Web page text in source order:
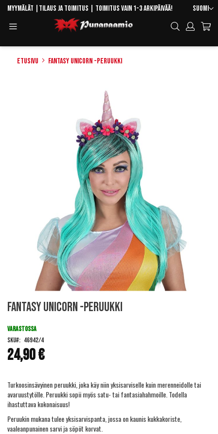
Skip
Content
Kieli
Suomi
Myymälät Tilaus ja toimitus | Toimitus vain 1-3 arkipäivää!
Hae
Etusivu Fantasy Unicorn -peruukki
to
beginning
the
images
gallery
Fantasy Unicorn -peruukki
24,90 €
VARASTOSSA
SKU
46942/4
Turkoosinsävyinen peruukki, joka käy niin yksisarviselle kuin merenneidolle tai
avaruustytölle. Peruukki sopii myös satu- tai fantasiahahmoille. Todella
ihastuttava kokonaisuus!
Peruukin mukana tulee yksisarvispanta, jossa on kaunis kukkakoriste,
vaaleanpunainen sarvi ja söpöt korvat.